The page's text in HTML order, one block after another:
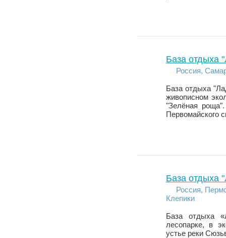
База отдыха
Россия,
База отдыха
живописном
"Зелёная
Первомайского
База
Россия,
Клепики
База отдыха
лесопарке, в
устье реки